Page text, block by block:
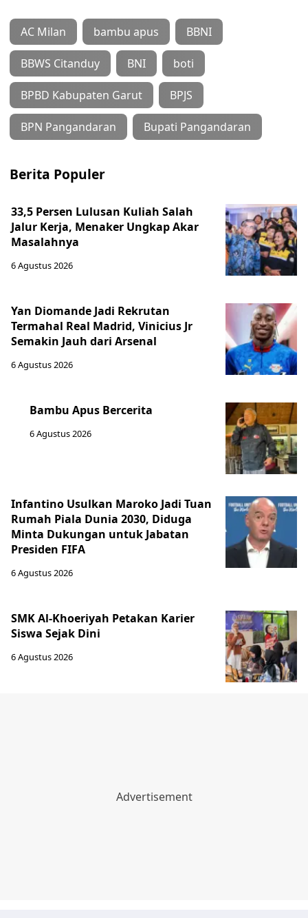
AC Milan bambu apus BBNI
BBWS Citanduy BNI boti
BPBD Kabupaten Garut BPJS
BPN Pangandaran Bupati Pangandaran
Berita Populer
33,5 Persen Lulusan Kuliah Salah
Jalur Kerja, Menaker Ungkap Akar
Masalahnya
6 Agustus 2026
Yan Diomande Jadi Rekrutan
Termahal Real Madrid, Vinicius Jr
Semakin Jauh dari Arsenal
6 Agustus 2026
Bambu Apus Bercerita
6 Agustus 2026
Infantino Usulkan Maroko Jadi Tuan
Rumah Piala Dunia 2030, Diduga
Minta Dukungan untuk Jabatan
Presiden FIFA
6 Agustus 2026
SMK Al-Khoeriyah Petakan Karier
Siswa Sejak Dini
6 Agustus 2026